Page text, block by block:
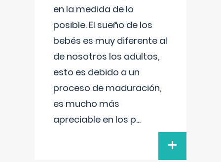
en la medida de lo
posible. El sueño de los
bebés es muy diferente al
de nosotros los adultos,
esto es debido a un
proceso de maduración,
es mucho más
apreciable en los p...
+